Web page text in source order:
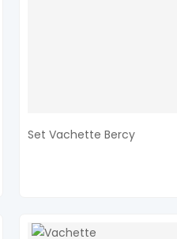
Set Vachette Bercy